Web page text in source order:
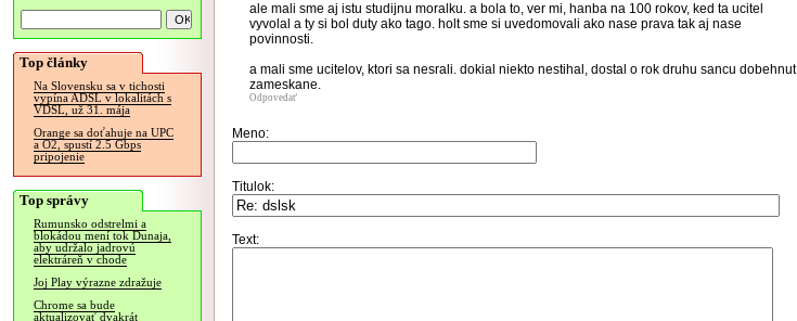
Top články
Na Slovensku sa v tichosti
vypína ADSL v lokalitách s
VDSL, už 31. mája
Orange sa doťahuje na UPC
a O2, spustí 2.5 Gbps
pripojenie
Top správy
Rumunsko odstrelmi a
blokádou mení tok Dunaja,
aby udržalo jadrovú
elektráreň v chode
Joj Play výrazne zdražuje
Chrome sa bude
aktualizovať dvakrát
ale mali sme aj istu studijnu moralku. a bola to, ver mi, hanba na 100 rokov, ked ta ucitel
vyvolal a ty si bol duty ako tago. holt sme si uvedomovali ako nase prava tak aj nase
povinnosti.
a mali sme ucitelov, ktori sa nesrali. dokial niekto nestihal, dostal o rok druhu sancu dobehnut
zameskane.
Odpovedať
Meno:
Titulok:
Text: